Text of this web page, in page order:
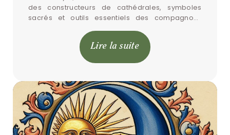
des constructeurs de cathédrales, symboles
sacrés et outils essentiels des compagnons
choisies pour incarner […]
Lire la suite